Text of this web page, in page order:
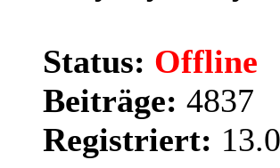
Status: Offline
Beiträge: 4837
Registriert: